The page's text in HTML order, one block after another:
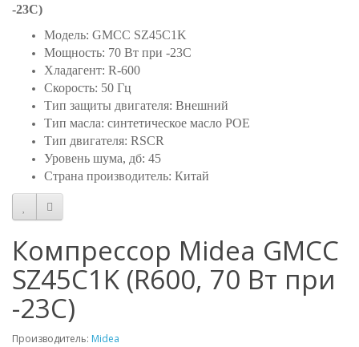
-23С)
Модель: GMCC SZ45C1K
Мощность: 70 Вт при -23С
Хладагент: R-600
Скорость: 50 Гц
Тип защиты двигателя: Внешний
Тип масла: синтетическое масло POE
Тип двигателя: RSCR
Уровень шума, дб: 45
Страна производитель: Китай
Компрессор Midea GMCC
SZ45C1K (R600, 70 Вт при
-23С)
Производитель: Midea